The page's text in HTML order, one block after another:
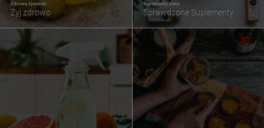
Zdrowa żywność
Żyj zdrowo
Suplementy diety
Sprawdzone Suplementy